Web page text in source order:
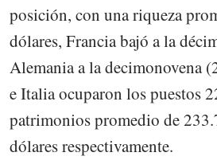
posición, con una riqueza
dólares, Francia bajó a la
Alemania a la decimonovena
e Italia ocuparon los puestos
patrimonios promedio de
dólares respectivamente.